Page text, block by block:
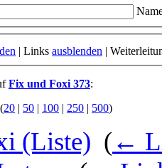
| Links ausblenden |
Fix und Foxi 373:
20 | 50 | 100 | 250 | 500)
(Liste) (←